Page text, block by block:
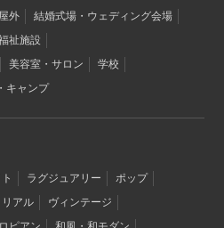
外
結婚式場・ウェディング会場
祉施設
美容室・サロン
学校
キャンプ
ラグジュアリー
ポップ
アル
ヴィンテージ